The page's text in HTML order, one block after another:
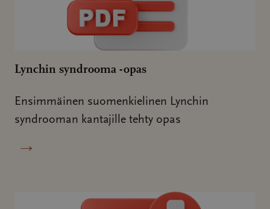
Lynchin syndrooma -opas
Ensimmäinen suomenkielinen Lynchin
syndrooman kantajille tehty opas
→